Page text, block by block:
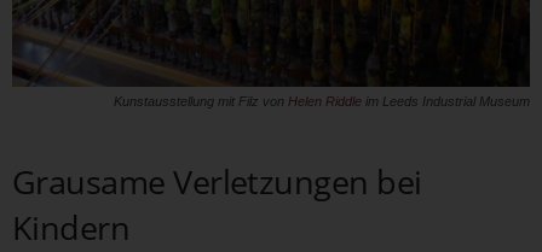
Kunstausstellung mit Filz von Helen Riddle im Leeds Industrial Museum
Grausame Verletzungen bei
Kindern